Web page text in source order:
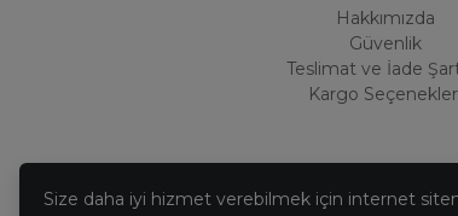
Hakkımızda
Güvenlik
Teslimat ve İade
Kargo
Size daha iyi hizmet verebilmek için internet